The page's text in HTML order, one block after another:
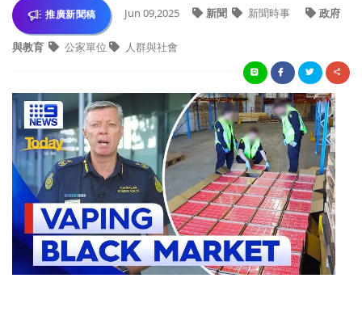
推廣新聞稿 Jun 09,2025 新聞 新聞時事 政府
與教育 公家單位 人群與社會